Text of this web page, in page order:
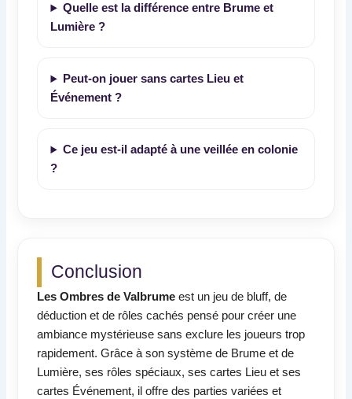
Quelle est la différence entre Brume et
Lumière ?
Peut-on jouer sans cartes Lieu et
Événement ?
Ce jeu est-il adapté à une veillée en colonie
?
Conclusion
Les Ombres de Valbrume est un jeu de bluff, de
déduction et de rôles cachés pensé pour créer une
ambiance mystérieuse sans exclure les joueurs trop
rapidement. Grâce à son système de Brume et de
Lumière, ses rôles spéciaux, ses cartes Lieu et ses
cartes Événement, il offre des parties variées et